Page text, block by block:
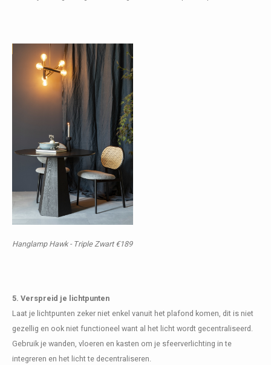
Hanglamp Hawk - Triple Zwart €189
5. Verspreid je lichtpunten
Laat je lichtpunten zeker niet enkel vanuit het plafond komen, dit is niet
gezellig en ook niet functioneel want al het licht wordt gecentraliseerd.
Gebruik je wanden, vloeren en kasten om je sfeerverlichting in te
integreren en het licht te decentraliseren.